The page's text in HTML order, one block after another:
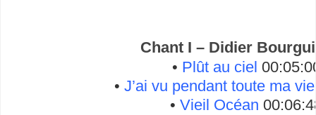
Chant I – Didier
• Plût au ciel
•J’ai vu pendant toute ma vie
•Vieil Océan